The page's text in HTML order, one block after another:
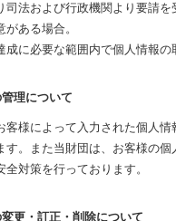
司法および行政機関より要請を
がある場合。
成に必要な範囲内で個人情報の
理について
客様によって入力された個人
す。また当財団は、お客様の
全対策を行っております。
更・訂正・削除について